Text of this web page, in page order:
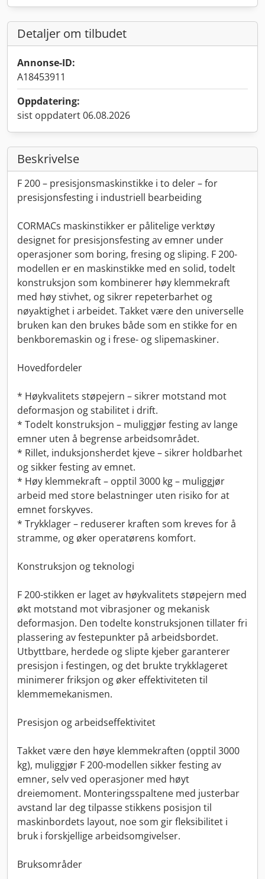
Detaljer om tilbudet
Annonse-ID:
A18453911
Oppdatering:
sist oppdatert 06.08.2026
Beskrivelse
F 200 – presisjonsmaskinstikke i to deler – for
presisjonsfesting i industriell bearbeiding
CORMACs maskinstikker er pålitelige verktøy
designet for presisjonsfesting av emner under
operasjoner som boring, fresing og sliping. F 200-
modellen er en maskinstikke med en solid, todelt
konstruksjon som kombinerer høy klemmekraft
med høy stivhet, og sikrer repeterbarhet og
nøyaktighet i arbeidet. Takket være den universelle
bruken kan den brukes både som en stikke for en
benkboremaskin og i frese- og slipemaskiner.
Hovedfordeler
* Høykvalitets støpejern – sikrer motstand mot
deformasjon og stabilitet i drift.
* Todelt konstruksjon – muliggjør festing av lange
emner uten å begrense arbeidsområdet.
* Rillet, induksjonsherdet kjeve – sikrer holdbarhet
og sikker festing av emnet.
* Høy klemmekraft – opptil 3000 kg – muliggjør
arbeid med store belastninger uten risiko for at
emnet forskyves.
* Trykklager – reduserer kraften som kreves for å
stramme, og øker operatørens komfort.
Konstruksjon og teknologi
F 200-stikken er laget av høykvalitets støpejern med
økt motstand mot vibrasjoner og mekanisk
deformasjon. Den todelte konstruksjonen tillater fri
plassering av festepunkter på arbeidsbordet.
Utbyttbare, herdede og slipte kjeber garanterer
presisjon i festingen, og det brukte trykklageret
minimerer friksjon og øker effektiviteten til
klemmemekanismen.
Presisjon og arbeidseffektivitet
Takket være den høye klemmekraften (opptil 3000
kg), muliggjør F 200-modellen sikker festing av
emner, selv ved operasjoner med høyt
dreiemoment. Monteringsspaltene med justerbar
avstand lar deg tilpasse stikkens posisjon til
maskinbordets layout, noe som gir fleksibilitet i
bruk i forskjellige arbeidsomgivelser.
Bruksområder